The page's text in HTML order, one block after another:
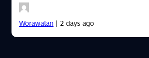
Worawalan| 2 days ago